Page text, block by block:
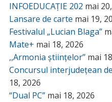
INFOEDUCAȚIE 202 mai
Lansare de carte mai 19,
Festivalul „Lucian Blaga”
Mate+ mai 18, 2026
,,Armonia științelor” mai
Concursul interjudețean
18, 2026
“Dual PC” mai 18, 2026